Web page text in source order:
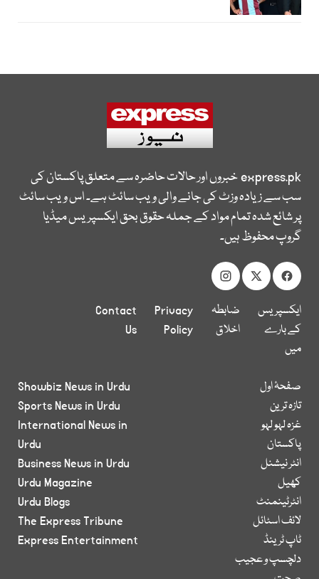
express.pkخبروں اور حالات حاضرہ سے متعلق پاکستان کی
سب سے زیادہ وزٹ کی جانے والی ویب سائٹ ہے۔ اس ویب سائٹ
پر شائع شدہ تمام مواد کے جملہ حقوق بحق ایکسپریس میڈیا
گروپ محفوظ ہیں۔
ایکسپریس
کے بارے
میں
ضابطہ
اخلاق
Privacy
Policy
Contact
Us
صفحۂ اول
تازہ ترین
غزہ لہو لہو
پاکستان
انٹر نیشنل
کھیل
انٹرٹینمنٹ
لائف اسٹائل
ٹاپ ٹرینڈ
دلچسپ و عجیب
Showbiz News in Urdu
Sports News in Urdu
International News in
Urdu
Business News in Urdu
Urdu Magazine
Urdu Blogs
The Express Tribune
Express Entertainment